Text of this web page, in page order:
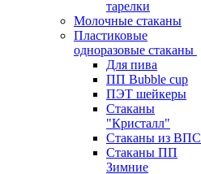
тарелки
Молочные стаканы
Пластиковые
одноразовые стаканы
Для пива
ПП Bubble cup
ПЭТ шейкеры
Стаканы
"Кристалл"
Стаканы из ВПС
Стаканы ПП
Зимние